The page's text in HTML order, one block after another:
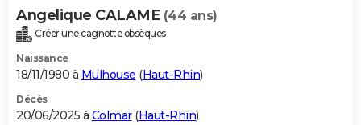
Angelique CALAME (44 ans)
Créer une cagnotte obsèques
Naissance
18/11/1980 à Mulhouse (Haut-Rhin)
Décès
20/06/2025 à Colmar(Haut-Rhin)